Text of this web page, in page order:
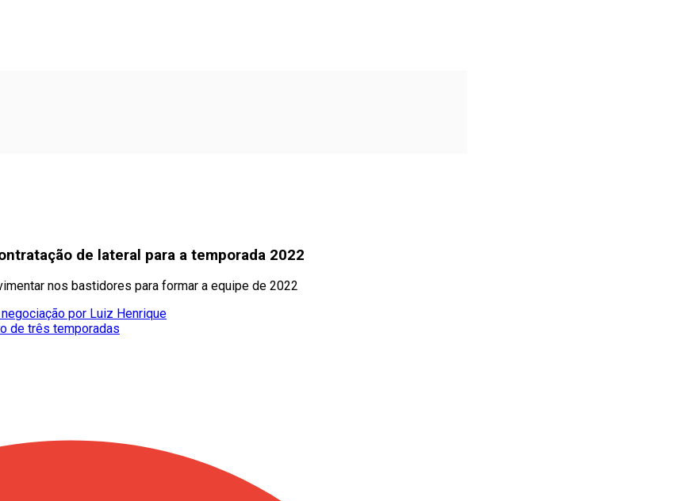
de lateral para a temporada 2022
nos bastidores para formar a equipe de 2022
por Luiz Henrique
de três temporadas